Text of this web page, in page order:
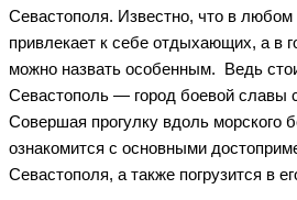
Севастополя. Известно, что в любом
привлекает к себе отдыхающих, а в
можно назвать особенным. Ведь
Севастополь — город боевой славы
Совершая прогулку вдоль морского
ознакомится с основными
Севастополя, а также погрузится в